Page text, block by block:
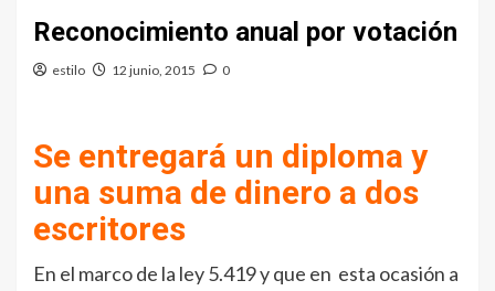
Reconocimiento anual por votación
estilo 12 junio, 2015 0
Se entregará un diploma y
una suma de dinero a dos
escritores
En el marco de la ley 5.419 y que en esta ocasión a